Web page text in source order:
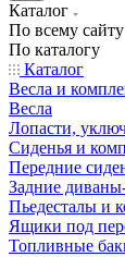
Каталог
По всему сайту
По каталогу
Каталог
Весла и
Весла
Лопасти,
Сиденья и
Передние
Задние
Пьедесталы и
Ящики под
Топливные